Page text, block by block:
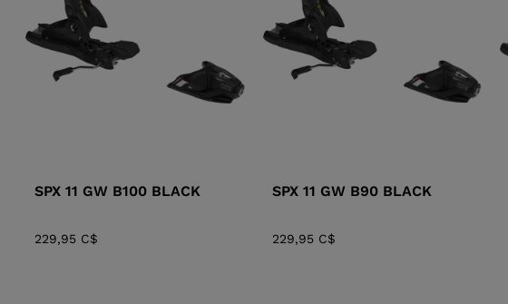
SKIS DE RANDONNÉE
RANDONNÉE
ACCESSOIRES DE CHAUSSURES
DE SKI
DE SKI
RACE PIVOT
SACS BÂTONS DE SKI
GAMME TOUT
TERRAIN
SPX 11 GW B100 BLACK
229,95 C$
SPX 11 GW B90 BLACK
229,95 C$